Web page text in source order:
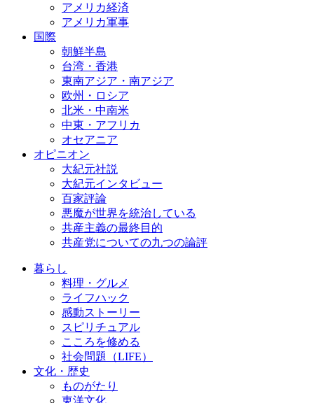
アメリカ経済
アメリカ軍事
国際
朝鮮半島
台湾・香港
東南アジア・南アジア
欧州・ロシア
北米・中南米
中東・アフリカ
オセアニア
オピニオン
大紀元社説
大紀元インタビュー
百家評論
悪魔が世界を統治している
共産主義の最終目的
共産党についての九つの論評
暮らし
料理・グルメ
ライフハック
感動ストーリー
スピリチュアル
こころを修める
社会問題（LIFE）
文化・歴史
ものがたり